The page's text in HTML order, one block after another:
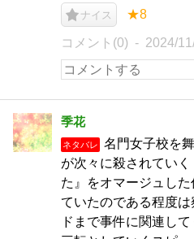
ナイス ★8
コメント(0) 2024/
季花
ネタバレ
名門女子校を
が次々に殺されてい
た』をオマージュし
ていたのである程度
ドまで事件に関連し